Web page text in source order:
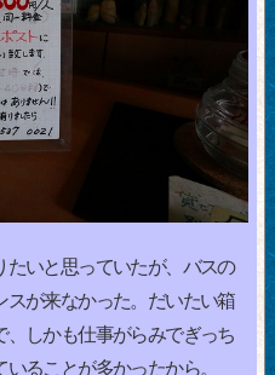
いと思っていたが、バスの
が来なかった。だいたい箱
しかも仕事がらみでぎっち
ることが多かったから。